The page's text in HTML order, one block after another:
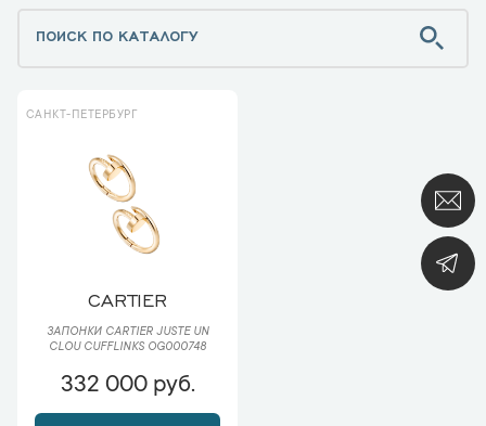
САНКТ-ПЕТЕРБУРГ
CARTIER
ЗАПОНКИ CARTIER JUSTE UN
CLOU CUFFLINKS OG000748
332 000 руб.